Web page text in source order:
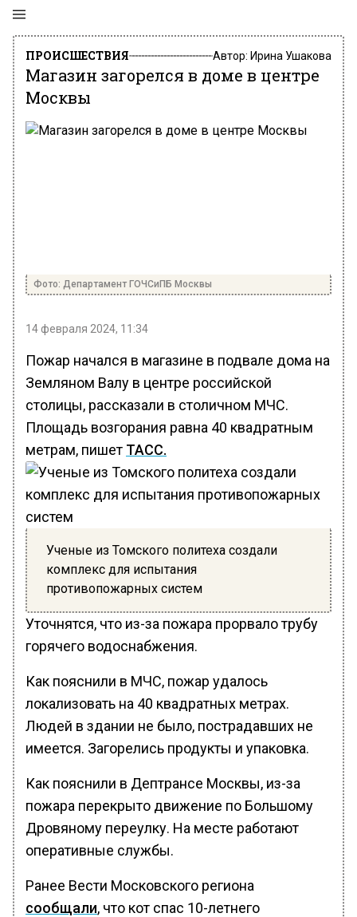
ПРОИСШЕСТВИЯ Автор: Ирина Ушакова
Магазин загорелся в доме в центре
Москвы
Фото: Департамент ГОЧСиПБ Москвы
14 февраля 2024, 11:34
Пожар начался в магазине в подвале дома на
Земляном Валу в центре российской
столицы, рассказали в столичном МЧС.
Площадь возгорания равна 40 квадратным
метрам, пишет ТАСС.
Ученые из Томского политеха создали
комплекс для испытания
противопожарных систем
Уточнятся, что из-за пожара прорвало трубу
горячего водоснабжения.
Как пояснили в МЧС, пожар удалось
локализовать на 40 квадратных метрах.
Людей в здании не было, пострадавших не
имеется. Загорелись продукты и упаковка.
Как пояснили в Дептрансе Москвы, из-за
пожара перекрыто движение по Большому
Дровяному переулку. На месте работают
оперативные службы.
Ранее Вести Московского региона
сообщали, что кот спас 10-летнего